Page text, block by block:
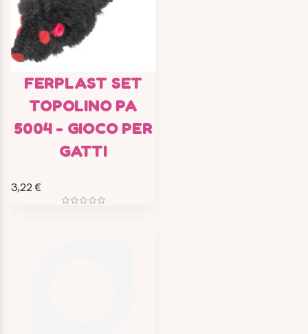
FERPLAST SET
TOPOLINO PA
5004 - GIOCO PER
GATTI
3,22 €